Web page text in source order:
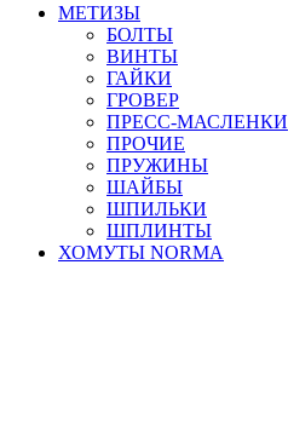
МЕТИЗЫ
БОЛТЫ
ВИНТЫ
ГАЙКИ
ГРОВЕР
ПРЕСС-МАСЛЕНКИ
ПРОЧИЕ
ПРУЖИНЫ
ШАЙБЫ
ШПИЛЬКИ
ШПЛИНТЫ
ХОМУТЫ NORMA